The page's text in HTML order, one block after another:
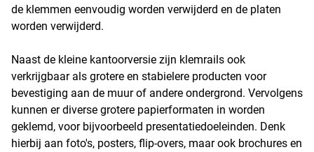
de klemmen eenvoudig worden verwijderd en de platen
worden verwijderd.
Naast de kleine kantoorversie zijn klemrails ook
verkrijgbaar als grotere en stabielere producten voor
bevestiging aan de muur of andere ondergrond. Vervolgens
kunnen er diverse grotere papierformaten in worden
geklemd, voor bijvoorbeeld presentatiedoeleinden. Denk
hierbij aan foto's, posters, flip-overs, maar ook brochures en